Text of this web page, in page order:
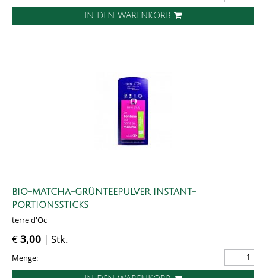
IN DEN WARENKORB
BIO-MATCHA-GRÜNTEEPULVER INSTANT-
PORTIONSSTICKS
terre d'Oc
€3,00 | Stk.
Menge: